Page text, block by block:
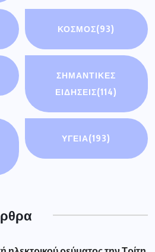
ΚΟΣΜΟΣ(93)
ΣΗΜΑΝΤΙΚΈΣ
ΕΙΔΉΣΕΙΣ(114)
ΥΓΕΙΑ(193)